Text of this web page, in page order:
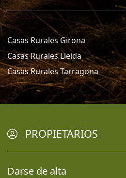
Casas Rurales Girona
Casas Rurales Lleida
Casas Rurales Tarragona
PROPIETARIOS
Darse de alta